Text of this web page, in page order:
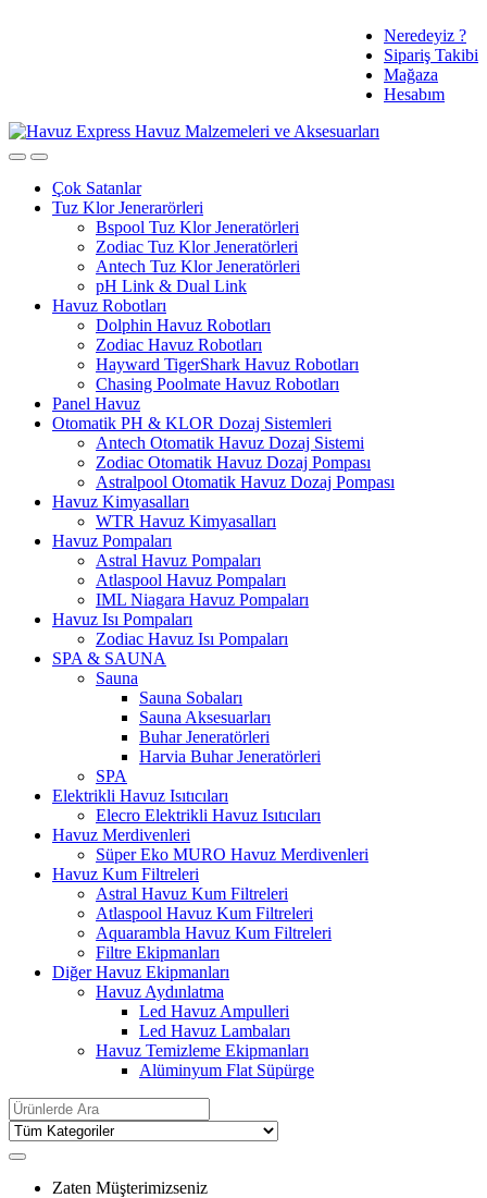
Neredeyiz ?
Sipariş Takibi
Mağaza
Hesabım
Çok Satanlar
Tuz Klor Jenerarörleri
Bspool Tuz Klor Jeneratörleri
Zodiac Tuz Klor Jeneratörleri
Antech Tuz Klor Jeneratörleri
pH Link & Dual Link
Havuz Robotları
Dolphin Havuz Robotları
Zodiac Havuz Robotları
Hayward TigerShark Havuz Robotları
Chasing Poolmate Havuz Robotları
Panel Havuz
Otomatik PH & KLOR Dozaj Sistemleri
Antech Otomatik Havuz Dozaj Sistemi
Zodiac Otomatik Havuz Dozaj Pompası
Astralpool Otomatik Havuz Dozaj Pompası
Havuz Kimyasalları
WTR Havuz Kimyasalları
Havuz Pompaları
Astral Havuz Pompaları
Atlaspool Havuz Pompaları
IML Niagara Havuz Pompaları
Havuz Isı Pompaları
Zodiac Havuz Isı Pompaları
SPA & SAUNA
Sauna
Sauna Sobaları
Sauna Aksesuarları
Buhar Jeneratörleri
Harvia Buhar Jeneratörleri
SPA
Elektrikli Havuz Isıtıcıları
Elecro Elektrikli Havuz Isıtıcıları
Havuz Merdivenleri
Süper Eko MURO Havuz Merdivenleri
Havuz Kum Filtreleri
Astral Havuz Kum Filtreleri
Atlaspool Havuz Kum Filtreleri
Aquarambla Havuz Kum Filtreleri
Filtre Ekipmanları
Diğer Havuz Ekipmanları
Havuz Aydınlatma
Led Havuz Ampulleri
Led Havuz Lambaları
Havuz Temizleme Ekipmanları
Alüminyum Flat Süpürge
Search
for:
Zaten Müşterimizseniz
Ücretsiz Kargo ve %3